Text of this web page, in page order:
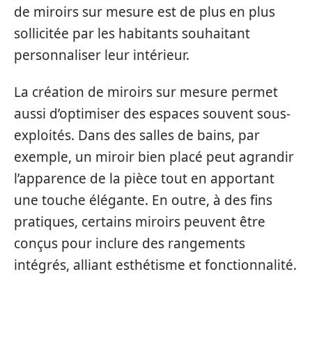
de miroirs sur mesure est de plus en plus
sollicitée par les habitants souhaitant
personnaliser leur intérieur.
La création de miroirs sur mesure permet
aussi d’optimiser des espaces souvent sous-
exploités. Dans des salles de bains, par
exemple, un miroir bien placé peut agrandir
l’apparence de la pièce tout en apportant
une touche élégante. En outre, à des fins
pratiques, certains miroirs peuvent être
conçus pour inclure des rangements
intégrés, alliant esthétisme et fonctionnalité.